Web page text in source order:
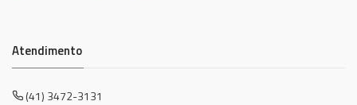
Atendimento
(41) 3472-3131